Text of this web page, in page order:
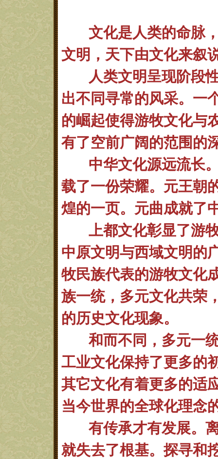
文化是人类的命脉
文明，天下由文化来叙
人类文明呈现阶段
出不同寻常的风采。一
的崛起使得游牧文化与
有了空前广阔的范围的
中华文化源远流长
载了一份荣耀。元王朝
煌的一页。元曲成就了
上都文化彰显了游
中原文明与西域文明的
牧民族代表的游牧文化
族一统，多元文化共荣
的历史文化现象。
和而不同，多元一
工业文化保持了更多的
其它文化有着更多的适
当今世界的全球化理念
有传承才有发展。
就失去了根基。探寻和